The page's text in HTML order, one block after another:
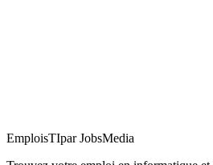
EmploisTIpar JobsMedia